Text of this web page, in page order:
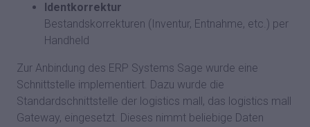
Identkorrektur
Bestandskorrekturen (Inventur, Entnahme, etc.) per
Handheld
Zur Anbindung des ERP Systems Sage wurde eine
Schnittstelle implementiert. Dazu wurde die
Standardschnittstelle der logistics mall, das logistics mall
Gateway, eingesetzt. Dieses nimmt beliebige Daten